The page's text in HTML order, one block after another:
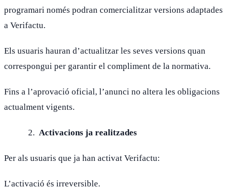
programari només podran comercialitzar versions adaptades
a Verifactu.
Els usuaris hauran d’actualitzar les seves versions quan
correspongui per garantir el compliment de la normativa.
Fins a l’aprovació oficial, l’anunci no altera les obligacions
actualment vigents.
Activacions ja realitzades
Per als usuaris que ja han activat Verifactu:
L’activació és irreversible.